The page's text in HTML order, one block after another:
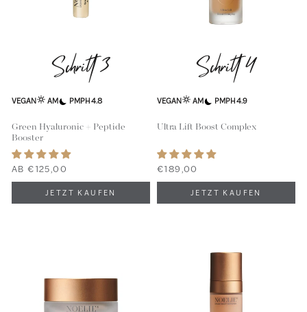
Schritt 3
VEGAN AM PMPH 4.8
Green Hyaluronic + Peptide
Booster
AB €125,00
Schritt 4
VEGAN AM PMPH 4.9
Ultra Lift Boost Complex
€189,00